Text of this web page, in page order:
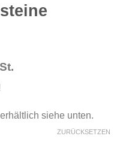
siehe unten.
ZURÜCKSETZEN